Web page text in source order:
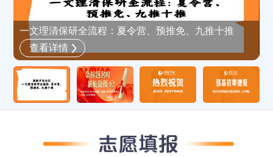
一文理清保研全流程：夏令营、预推免、九推十推
查看详情